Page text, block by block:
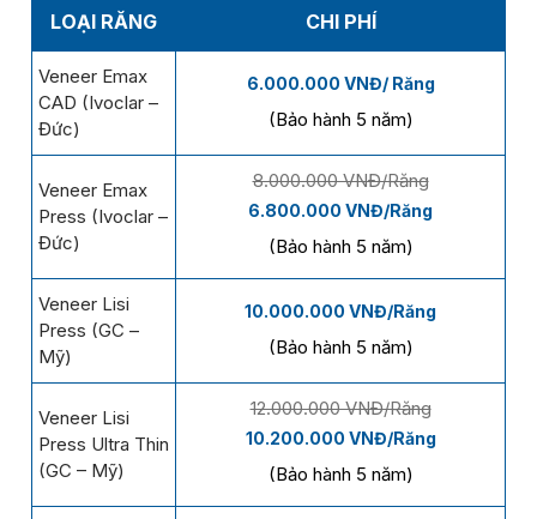
LOẠI RĂNG CHI PHÍ
Veneer Emax
CAD (Ivoclar –
Đức)
6.000.000 VNĐ/ Răng
(Bảo hành 5 năm)
Veneer Emax
Press (Ivoclar –
Đức)
8.000.000 VNĐ/Răng
6.800.000 VNĐ/Răng
(Bảo hành 5 năm)
Veneer Lisi
Press (GC –
Mỹ)
10.000.000 VNĐ/Răng
(Bảo hành 5 năm)
Veneer Lisi
Press Ultra Thin
(GC – Mỹ)
12.000.000 VNĐ/Răng
10.200.000 VNĐ/Răng
(Bảo hành 5 năm)